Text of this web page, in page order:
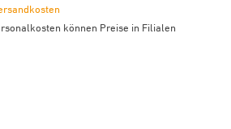
können Preise in Filialen